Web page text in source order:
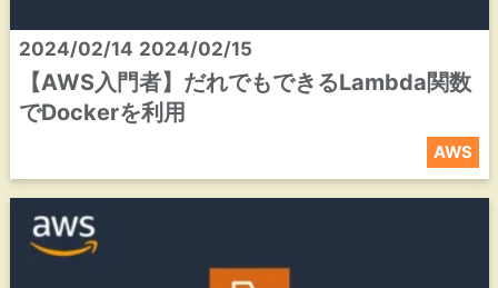
2024/02/14 2024/02/15
【AWS入門者】だれでもできるLambda関数
でDockerを利用
AWS